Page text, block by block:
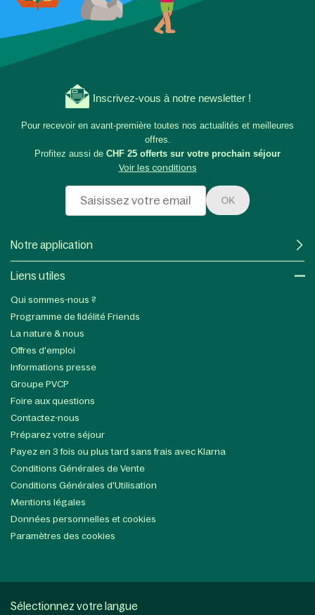
Inscrivez-vous à notre newsletter !
Pour recevoir en avant-première toutes nos actualités et meilleures
offres.
Profitez aussi de CHF 25 offerts sur votre prochain séjour
Voir les conditions
OK
Notre application
Liens utiles​
Qui sommes-nous ?
Programme de fidélité Friends
La nature & nous
Offres d'emploi
Informations presse
Groupe PVCP
Foire aux questions
Contactez-nous
Préparez votre séjour
Payez en 3 fois ou plus tard sans frais avec Klarna
Conditions Générales de Vente
Conditions Générales d'Utilisation
Mentions légales
Données personnelles et cookies
Paramètres des cookies
Sélectionnez votre langue